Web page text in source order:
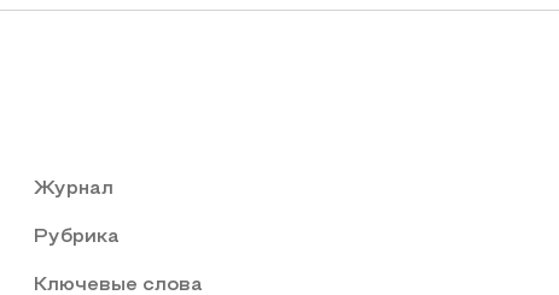
Журнал
Рубрика
Ключевые слова